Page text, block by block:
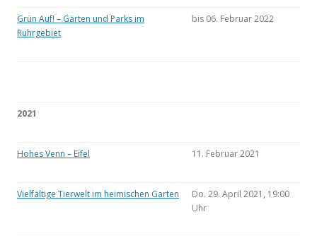
Grün Auf! – Gärten und Parks im
Ruhrgebiet
bis 06. Februar 2022
2021
Hohes Venn – Eifel 11. Februar 2021
Vielfältige Tierwelt im heimischen Garten
Do. 29. April 2021, 19:00
Uhr